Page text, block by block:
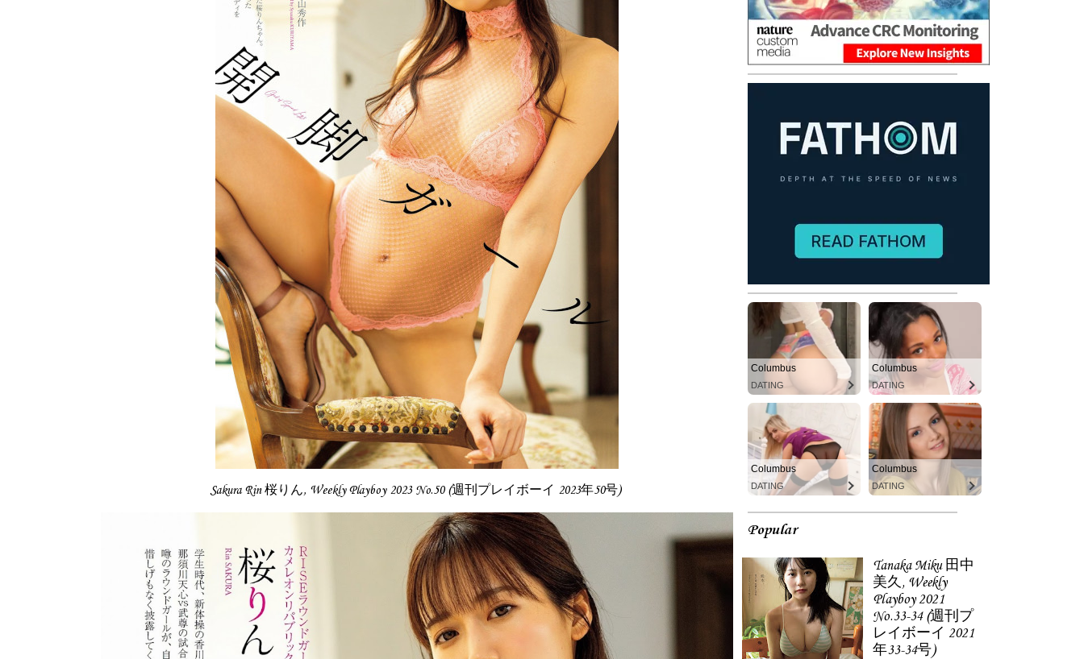
Sakura Rin 桜りん, Weekly Playboy 2023 No.50 (週刊プレイボーイ 2023年50号)
Columbus
DATING
Columbus
DATING
Columbus
DATING
Columbus
DATING
Popular
Tanaka Miku 田中
美久, Weekly
Playboy 2021
No.33-34 (週刊プ
レイボーイ 2021
年33-34号)